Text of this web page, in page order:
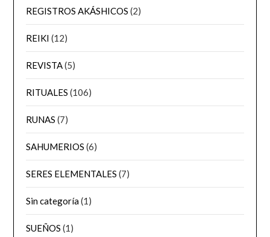
REGISTROS AKÁSHICOS (2)
REIKI (12)
REVISTA(5)
RITUALES (106)
RUNAS (7)
SAHUMERIOS (6)
SERES ELEMENTALES (7)
Sin categoría(1)
SUEÑOS (1)